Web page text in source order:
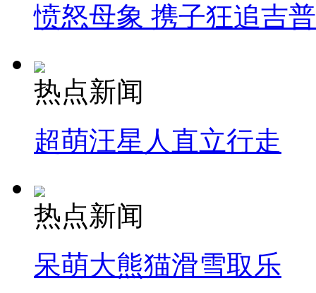
愤怒母象 携子狂追吉
热点新闻
超萌汪星人直立行走
热点新闻
呆萌大熊猫滑雪取乐